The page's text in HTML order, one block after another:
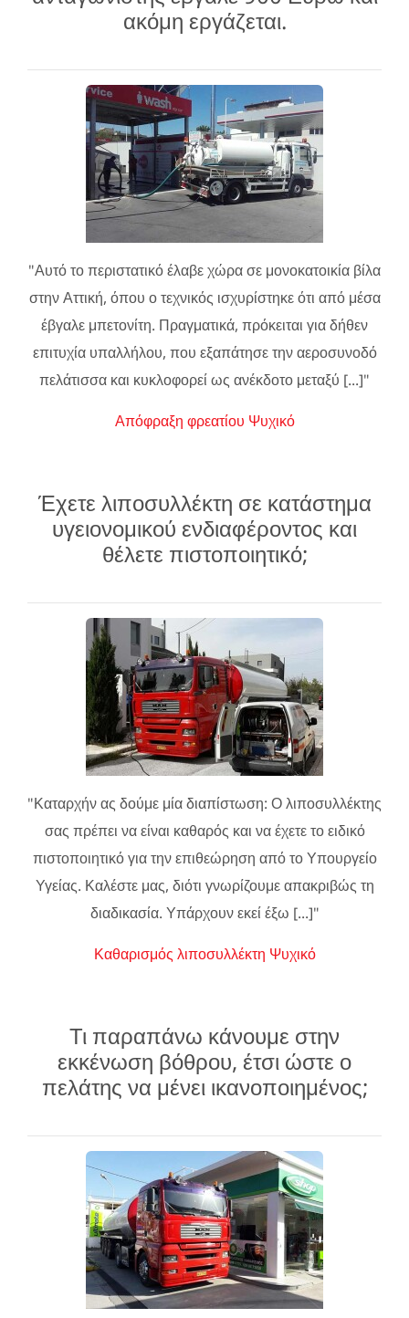
ακόμη εργάζεται.
"Αυτό το περιστατικό έλαβε χώρα σε μονοκατοικία βίλα
στην Αττική, όπου ο τεχνικός ισχυρίστηκε ότι από μέσα
έβγαλε μπετονίτη. Πραγματικά, πρόκειται για δήθεν
επιτυχία υπαλλήλου, που εξαπάτησε την αεροσυνοδό
πελάτισσα και κυκλοφορεί ως ανέκδοτο μεταξύ [...]"
Απόφραξη φρεατίου Ψυχικό
Έχετε λιποσυλλέκτη σε κατάστημα
υγειονομικού ενδιαφέροντος και
θέλετε πιστοποιητικό;
"Καταρχήν ας δούμε μία διαπίστωση: Ο λιποσυλλέκτης
σας πρέπει να είναι καθαρός και να έχετε το ειδικό
πιστοποιητικό για την επιθεώρηση από το Υπουργείο
Υγείας. Καλέστε μας, διότι γνωρίζουμε απακριβώς τη
διαδικασία. Υπάρχουν εκεί έξω [...]"
Καθαρισμός λιποσυλλέκτη Ψυχικό
Τι παραπάνω κάνουμε στην
εκκένωση βόθρου, έτσι ώστε ο
πελάτης να μένει ικανοποιημένος;